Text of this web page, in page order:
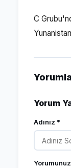
C
Yorum
Adınız *